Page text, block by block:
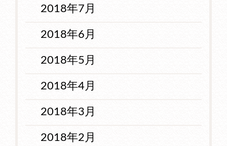
2018年7月
2018年6月
2018年5月
2018年4月
2018年3月
2018年2月